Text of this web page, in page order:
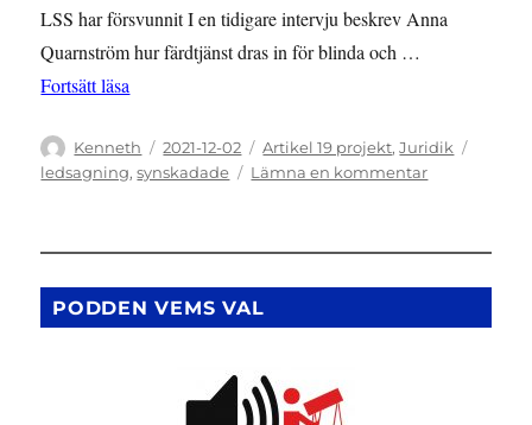
LSS har försvunnit I en tidigare intervju beskrev Anna
Quarnström hur färdtjänst dras in för blinda och …
Fortsätt läsa
Författare
Kenneth
Publicerat
den
2021-12-02 Kategorier
Artikel 19 projekt,Juridik
ledsagning,synskadade Lämna en kommentartill
PODDEN VEMS VAL